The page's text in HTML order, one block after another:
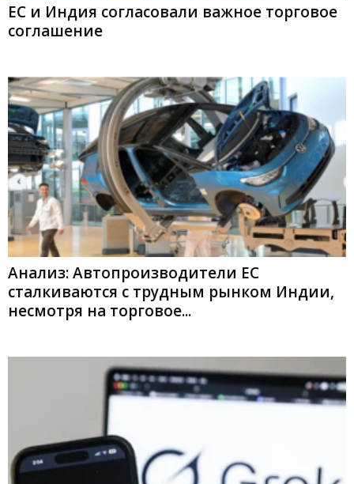
ЕС и Индия согласовали важное торговое
соглашение
Анализ: Автопроизводители ЕС
сталкиваются с трудным рынком Индии,
несмотря на торговое...